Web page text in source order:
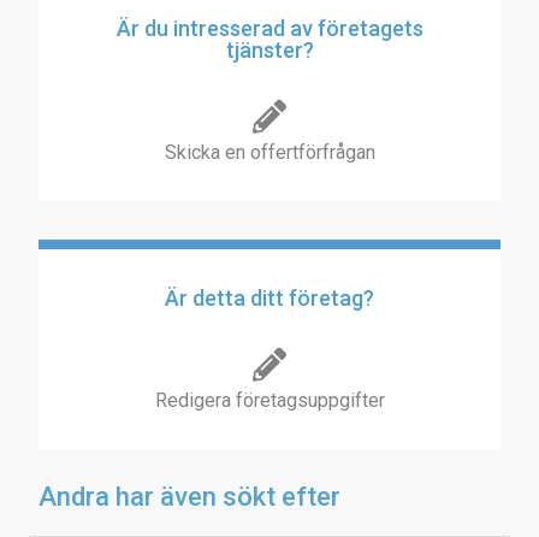
Är du intresserad av företagets
tjänster?
Skicka en offertförfrågan
Är detta ditt företag?
Redigera företagsuppgifter
Andra har även sökt efter